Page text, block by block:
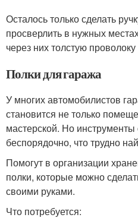
Осталось только сделать
просверлить в нужных
через них толстую
Полки для гаража
У многих автомобилистов
становится не только
мастерской. Но
беспорядочно, что трудно
Помогут в организации
полки, которые можно
своими руками.
Что потребуется: